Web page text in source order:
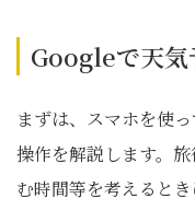
Googleで天気
まずは、スマホを使
操作を解説します。
む時間等を考えると